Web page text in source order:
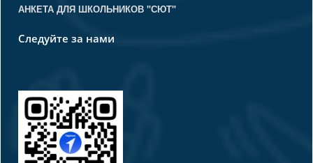
АНКЕТА ДЛЯ ШКОЛЬНИКОВ "СЮТ"
Следуйте за нами